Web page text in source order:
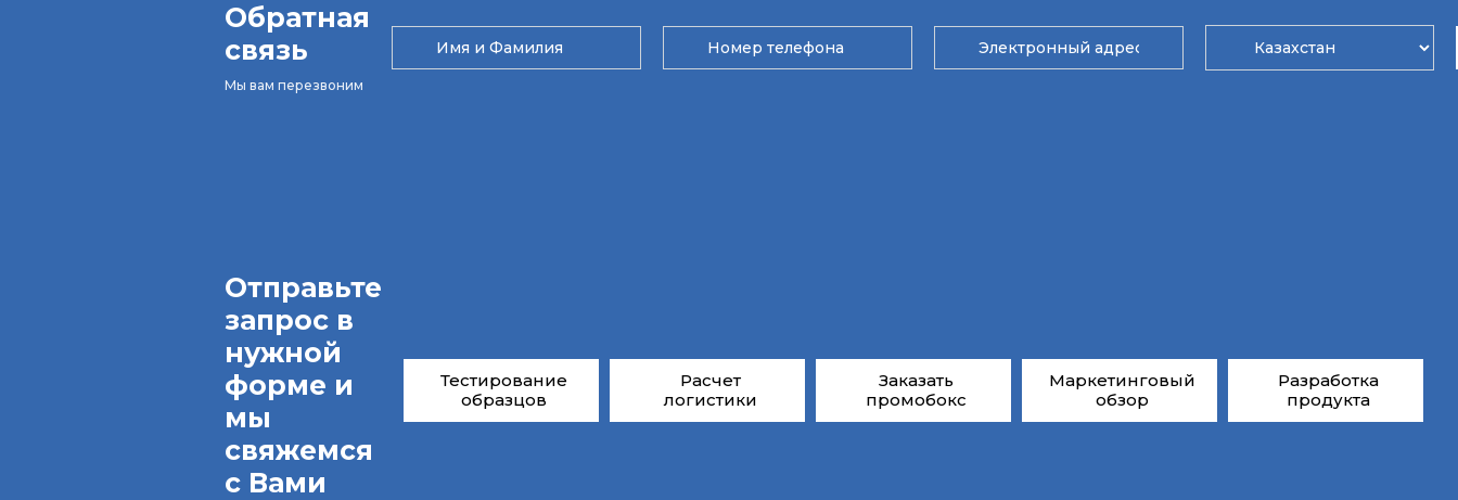
Обратная
связь
Мы вам перезвоним
Отправьте
запрос в
нужной
форме и
мы
свяжемся
с Вами
Тестирование
образцов
Расчет
логистики
Заказать
промобокс
Маркетинговый
обзор
Разработка
продукта